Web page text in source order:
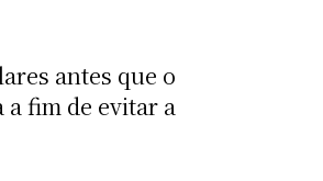
antes que o
fim de evitar a